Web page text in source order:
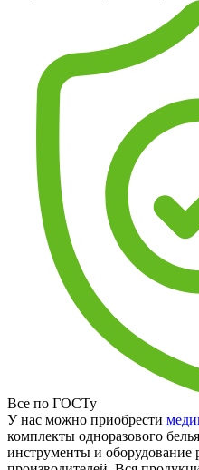
Все по ГОСТу
У нас можно приобрести
комплекты одноразового
инструменты и